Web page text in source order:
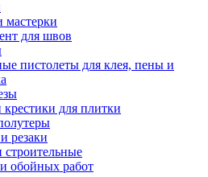
для швов
пистолеты для клея, пены и
для плитки
резаки
строительные
обойных работ